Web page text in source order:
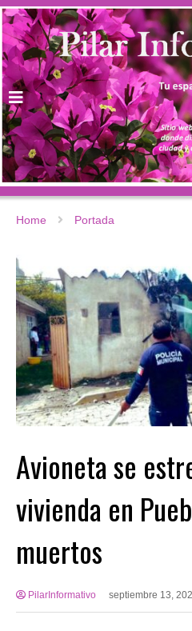
Home Portada
Avioneta se
vivienda en
muertos
PilarInformativo septiembre 13,